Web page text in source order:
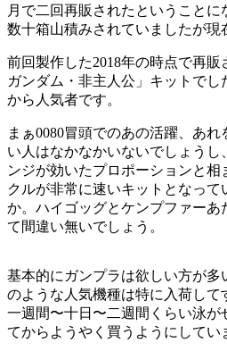
月で二回再販されたということ
数十箱山積みされていましたが現
前回製作した2018年の時点で再
ガンダム・非主人公」キットで
から人気者です。
まぁ0080冒頭でのあの活躍、あ
い人はなかなかいないでしょうし
ンジが効いたプロポーションと
クルが非常に速いキットとなって
か。ハイゴッグとケンプファーあ
て間違い無いでしょう。
基本的にガンプラは欲しい方が
のような人気機種は特に入荷して
一週間〜十日〜二週間くらい泳が
てからようやく買うようにしてい